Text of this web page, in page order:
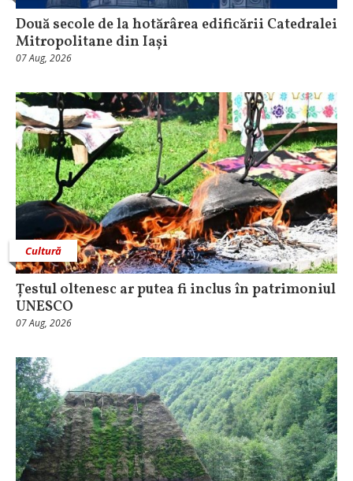
Două secole de la hotărârea edificării Catedralei
Mitropolitane din Iași
07 Aug, 2026
Cultură
Țestul oltenesc ar putea fi inclus în patrimoniul
UNESCO
07 Aug, 2026